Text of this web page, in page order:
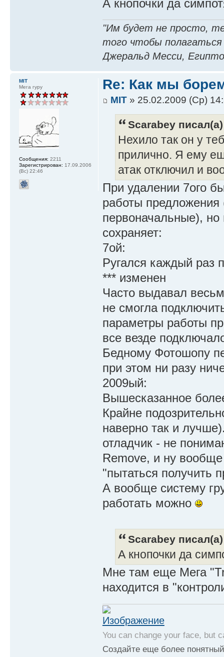
А кнопочки да
"Им будет не просто,
того чтобы
Джеральд Месси,
MIT
Мега гуру
Сообщения: 2211
Зарегистрирован: 17.09.2006
(Вс) 22:46
Re: Как мы
MIT» 25.02.2009 (Ср)
Scarabey
Нехило так он у
прилично. Я ему
атак отключил и
При удалении 7ого
работы предложения
первоначальные), но
сохраняет:
7ой:
Ругался каждый раз
*** изменен
Часто выдавал
не смогла
параметры работы
все везде
Бедному Фотошопу
при этом ни разу
2009ый:
Вышесказанное
Крайне
наверно так и
отладчик - не
Remove, и ну
"пытаться получить
А вообще систему
работать можно
Scarabey
А кнопочки да
Мне там еще Мега
находится в
You can change your face, but
Создайте еще более